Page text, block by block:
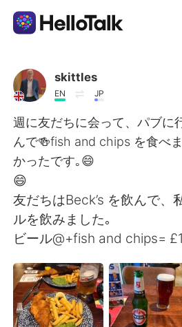
Sprachaustausch-App
AI Grammar Checker
Deutsch
English 简体中文
繁體中文 Español
العربية Français
日本語 한국어
skittles
EN JP
週に友だちに会って、パブに
んで🍻fish and chips を食べ
かったです｡😄
😄
友だちはBeck’s を飲んで、
ルを飲みました｡
ビール@+fish and chips=